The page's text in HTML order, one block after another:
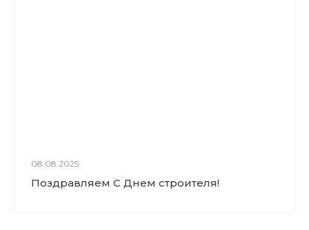
08.08.2025
Поздравляем С Днем строителя!